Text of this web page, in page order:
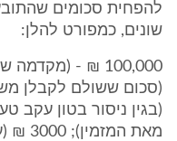
להפחית סכומים
שונים, כמפורט להלן: